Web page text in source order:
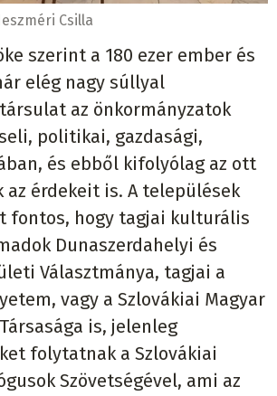
Csilla
szerint a 180 ezer ember és
elég nagy súllyal
az önkormányzatok
politikai, gazdasági,
és ebből kifolyólag az ott
az érdekeit is. A települések
fontos, hogy tagjai kulturális
Dunaszerdahelyi és
Választmánya, tagjai a
vagy a Szlovákiai Magyar
is, jelenleg
folytatnak a Szlovákiai
Szövetségével, ami az